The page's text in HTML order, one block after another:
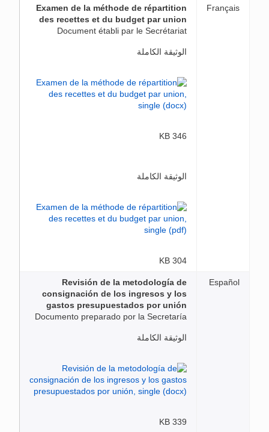
Français
Examen de la méthode de répartition
des recettes et du budget par union
Document établi par le Secrétariat
الوثيقة الكاملة
346 KB
الوثيقة الكاملة
304 KB
Español
Revisión de la metodología de
consignación de los ingresos y los
gastos presupuestados por unión
Documento preparado por la Secretaría
الوثيقة الكاملة
339 KB